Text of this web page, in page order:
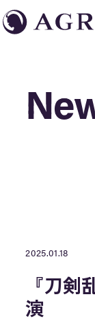
2025.01.18
『刀剣
演